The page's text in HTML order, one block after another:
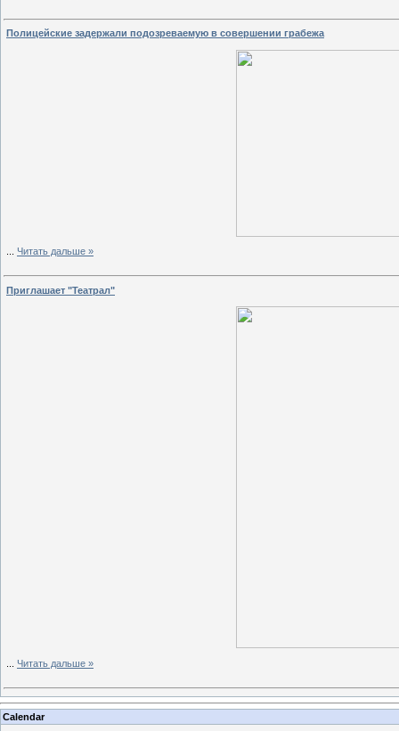
Полицейские задержали подозреваемую в совершении грабежа
Читать дальше »
Приглашает "Театрал"
Читать дальше »
Calendar